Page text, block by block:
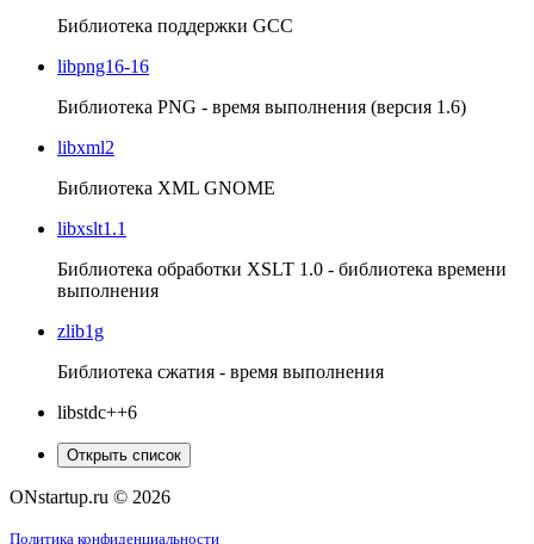
Библиотека поддержки GCC
libpng16-16
Библиотека PNG - время выполнения (версия 1.6)
libxml2
Библиотека XML GNOME
libxslt1.1
Библиотека обработки XSLT 1.0 - библиотека времени
выполнения
zlib1g
Библиотека сжатия - время выполнения
libstdc++6
Открыть список
ONstartup.ru © 2026
Политика конфиденциальности